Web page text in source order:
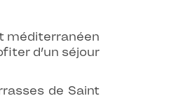
méditerranéen
d’un séjour
de Saint